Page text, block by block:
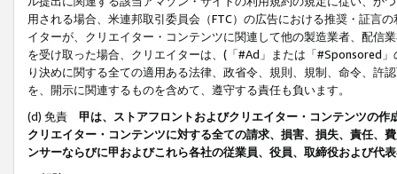
用される場合、米連邦取引委員会（FTC）の広告における推奨・証言
イターが、クリエイター・コンテンツに関連して他の製造業者、配信
を受け取った場合、クリエイターは、(「#Ad」または「#Sponsored
り決めに関する全ての適用ある法律、政省令、規則、規制、命令、許
を、開示に関連するものを含めて、遵守する責任も負います。
(d) 免責 甲は、ストアフロントおよびクリエイター・コンテンツの
クリエイター・コンテンツに対する全ての請求、損害、損失、責任、
ンサーならびに甲およびこれら各社の従業員、役員、取締役および代